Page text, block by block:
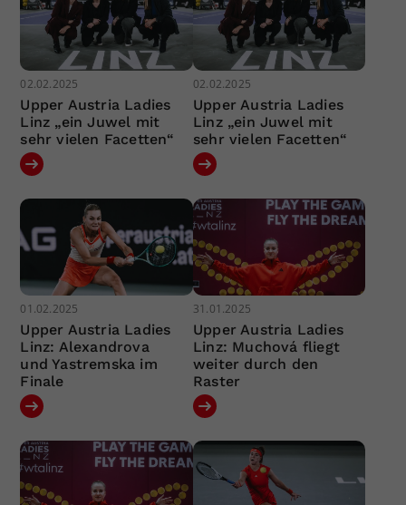
02.02.2025
Upper Austria Ladies
Linz „ein Juwel mit
sehr vielen Facetten“
02.02.2025
Upper Austria Ladies
Linz „ein Juwel mit
sehr vielen Facetten“
01.02.2025
Upper Austria Ladies
Linz: Alexandrova
und Yastremska im
Finale
31.01.2025
Upper Austria Ladies
Linz: Muchová fliegt
weiter durch den
Raster